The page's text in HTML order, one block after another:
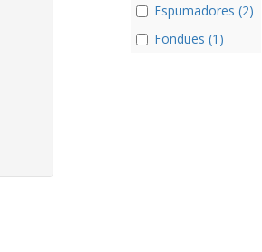
Espumadores (2)
Fondues (1)